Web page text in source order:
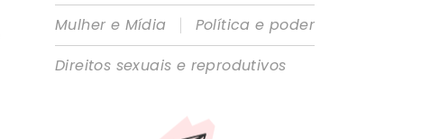
Mulher e Mídia
|
Política e poder
Direitos sexuais e reprodutivos